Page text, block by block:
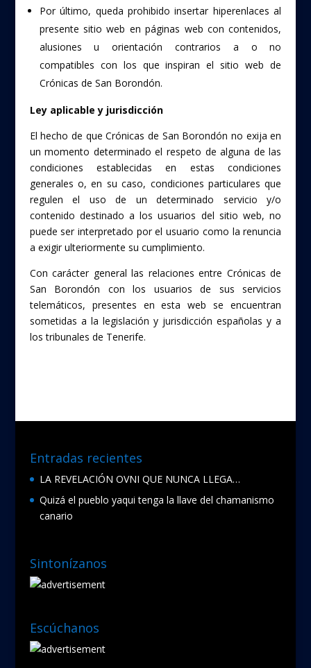
Por último, queda prohibido insertar hiperenlaces al
presente sitio web en páginas web con contenidos,
alusiones u orientación contrarios a o no
compatibles con los que inspiran el sitio web de
Crónicas de San Borondón.
Ley aplicable y jurisdicción
El hecho de que Crónicas de San Borondón no exija en
un momento determinado el respeto de alguna de las
condiciones establecidas en estas condiciones
generales o, en su caso, condiciones particulares que
regulen el uso de un determinado servicio y/o
contenido destinado a los usuarios del sitio web, no
puede ser interpretado por el usuario como la renuncia
a exigir ulteriormente su cumplimiento.
Con carácter general las relaciones entre Crónicas de
San Borondón con los usuarios de sus servicios
telemáticos, presentes en esta web se encuentran
sometidas a la legislación y jurisdicción españolas y a
los tribunales de Tenerife.
Entradas recientes
LA REVELACIÓN OVNI QUE NUNCA LLEGA…
Quizá el pueblo yaqui tenga la llave del chamanismo
canario
Sintonízanos
Escúchanos